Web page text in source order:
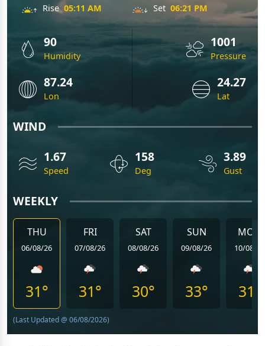
Rise 05:11 AM Set 06:21 PM
90
Humidity
1001
Pressure
87.24
Lon
24.27
Lat
WIND
1.67
Speed
158
Deg
3.89
Gust
WEEKLY
THU
06/08/26
31°
FRI
07/08/26
31°
SAT
08/08/26
30°
SUN
09/08/26
33°
MON
10/08/26
31°
(Last Updated @ 06/08/2026)